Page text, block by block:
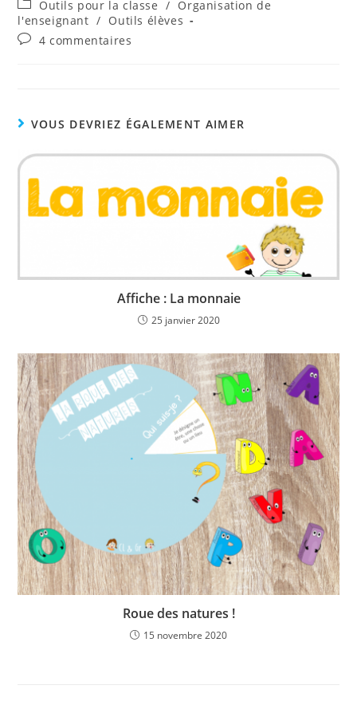
la
publication :
Post
category:
Outils pour la classe / Organisation de
l'enseignant / Outils élèves
Commentaires
4 commentaires
VOUS DEVRIEZ ÉGALEMENT AIMER
Affiche : La monnaie
25 janvier 2020
Roue des natures !
15 novembre 2020